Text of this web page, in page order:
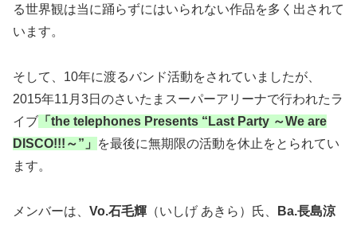
る世界観は当に踊らずにはいられない作品を多く出されて
います。
そして、10年に渡るバンド活動をされていましたが、
2015年11月3日のさいたまスーパーアリーナで行われたラ
イブ 「the telephones Presents “Last Party ～We are
DISCO!!!～”」
を最後に無期限の活動を休止をとられてい
ます。
メンバーは、 Vo.石毛輝 （いしげ あきら）氏、 Ba.長島涼